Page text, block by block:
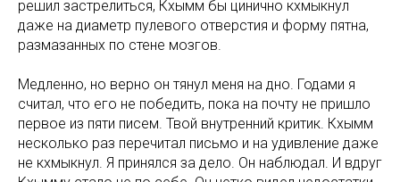
решил застрелиться, Кхымм бы цинично кхмыкнул
даже на диаметр пулевого отверстия и форму пятна,
размазанных по стене мозгов.
Медленно, но верно он тянул меня на дно. Годами я
считал, что его не победить, пока на почту не пришло
первое из пяти писем. Твой внутренний критик. Кхымм
несколько раз перечитал письмо и на удивление даже
не кхмыкнул. Я принялся за дело. Он наблюдал. И вдруг